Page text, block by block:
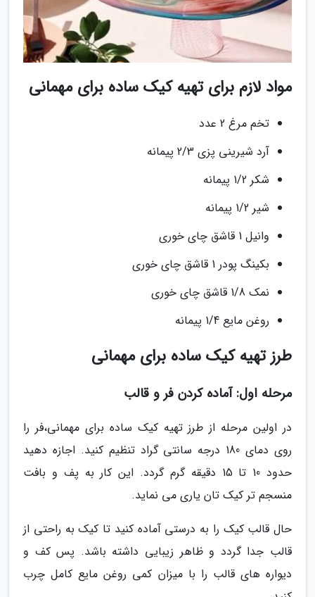
مواد لازم برای تهیه کیک ساده برای مهمانی
تخم مرغ 2 عدد
آرد شیرینی پزی 2/3 پیمانه
شکر 1/2 پیمانه
شیر 1/2 پیمانه
وانیل 1 قاشق چای خوری
بکینگ پودر 1 قاشق چای خوری
نمک 1/8 قاشق چای خوری
روغن مایع 1/4 پیمانه
طرز تهیه کیک ساده برای مهمانی
مرحله اول: آماده کردن فر و قالب
در اولین مرحله از طرز تهیه کیک ساده برای مهمانی،فر را
روی دمای 180 درجه سانتی گراد تنظیم کنید. اجازه دهید
حدود 10 تا 15 دقیقه گرم گردد. این کار به پف و بافت
منسجم تر کیک تان یاری می نماید.
حال قالب کیک را به درستی آماده کنید تا کیک به راحتی از
قالب جدا گردد و ظاهر زیبایی داشته باشد. پس کف و
دیواره های قالب را با میزان کمی روغن مایع کامل چرب